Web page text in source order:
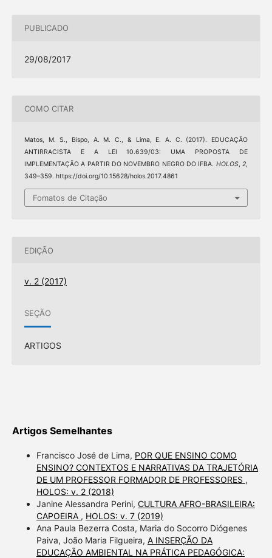
PUBLICADO
29/08/2017
COMO CITAR
Matos, M. S., Bispo, A. M. C., & Lima, E. A. C. (2017). EDUCAÇÃO
ANTIRRACISTA E A LEI 10.639/03: UMA PROPOSTA DE
IMPLEMENTAÇÃO A PARTIR DO NOVEMBRO NEGRO DO IFBA. HOLOS,2,
349–359. https://doi.org/10.15628/holos.2017.4861
Fomatos de Citação
EDIÇÃO
v. 2 (2017)
SEÇÃO
ARTIGOS
Artigos Semelhantes
Francisco José de Lima, POR QUE ENSINO COMO
ENSINO? CONTEXTOS E NARRATIVAS DA TRAJETÓRIA
DE UM PROFESSOR FORMADOR DE PROFESSORES ,
HOLOS: v. 2 (2018)
Janine Alessandra Perini, CULTURA AFRO-BRASILEIRA:
CAPOEIRA , HOLOS: v. 7 (2019)
Ana Paula Bezerra Costa, Maria do Socorro Diógenes
Paiva, João Maria Filgueira, A INSERÇÃO DA
EDUCAÇÃO AMBIENTAL NA PRÁTICA PEDAGÓGICA: